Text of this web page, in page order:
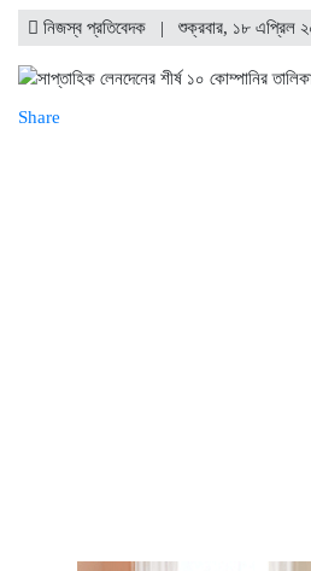
ডিএসইতে দর
কোম্পানির
পুঁজিবাজারে
নিজস্ব প্রতিবেদক | শুক্রবার, ১৮ এপ্রিল
Share